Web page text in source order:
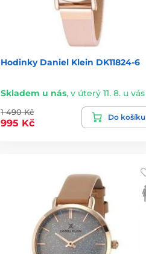
Hodinky Daniel Klein DK11824-6
Skladem u nás, v úterý 11. 8. u vás
1 490 Kč
995 Kč
Do košíku